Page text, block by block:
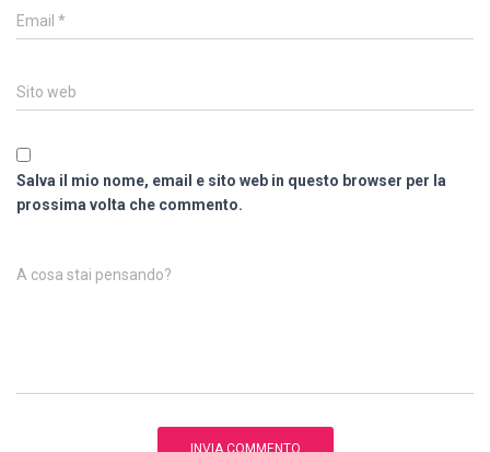
Email *
Sito web
Salva il mio nome, email e sito web in questo browser per la
prossima volta che commento.
A cosa stai pensando?